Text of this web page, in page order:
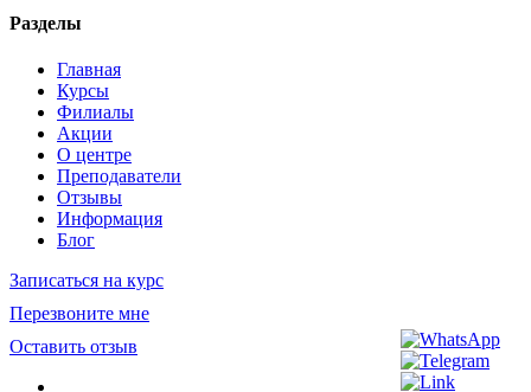
Разделы
Главная
Курсы
Филиалы
Акции
О центре
Преподаватели
Отзывы
Информация
Блог
Записаться на курс
Перезвоните мне
Оставить отзыв